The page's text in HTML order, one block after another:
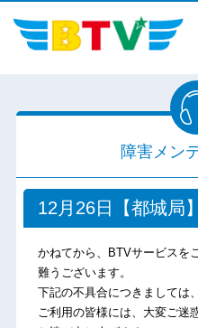
障害メン
12月26日【都城局
かねてから、BTVサービスを
難うございます。
下記の不具合につきましては
ご利用の皆様には、大変ご迷